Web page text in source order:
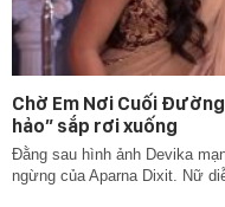
Chờ Em Nơi Cuối
hảo” sắp rơi xuống
Đằng sau hình ảnh Devika
ngừng của Aparna Dixit. Nữ